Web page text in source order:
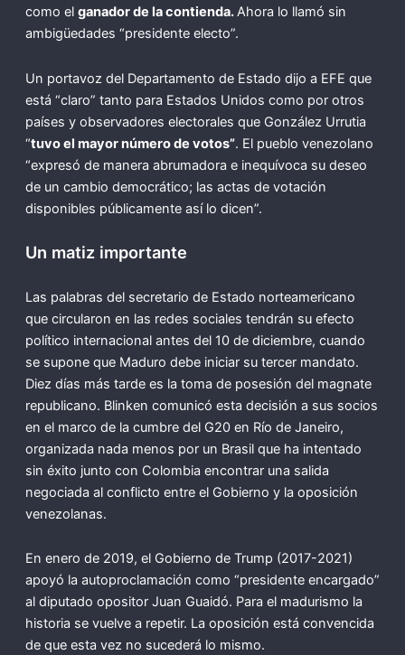
como el ganador de la contienda.Ahora lo llamó sin
ambigüedades “presidente electo”.
Un portavoz del Departamento de Estado dijo a EFE que
está “claro” tanto para Estados Unidos como por otros
países y observadores electorales que González Urrutia
“tuvo el mayor número de votos”. El pueblo venezolano
“expresó de manera abrumadora e inequívoca su deseo
de un cambio democrático; las actas de votación
disponibles públicamente así lo dicen”.
Un matiz importante
Las palabras del secretario de Estado norteamericano
que circularon en las redes sociales tendrán su efecto
político internacional antes del 10 de diciembre, cuando
se supone que Maduro debe iniciar su tercer mandato.
Diez días más tarde es la toma de posesión del magnate
republicano. Blinken comunicó esta decisión a sus socios
en el marco de la cumbre del G20 en Río de Janeiro,
organizada nada menos por un Brasil que ha intentado
sin éxito junto con Colombia encontrar una salida
negociada al conflicto entre el Gobierno y la oposición
venezolanas.
En enero de 2019, el Gobierno de Trump (2017-2021)
apoyó la autoproclamación como “presidente encargado”
al diputado opositor Juan Guaidó. Para el madurismo la
historia se vuelve a repetir. La oposición está convencida
de que esta vez no sucederá lo mismo.